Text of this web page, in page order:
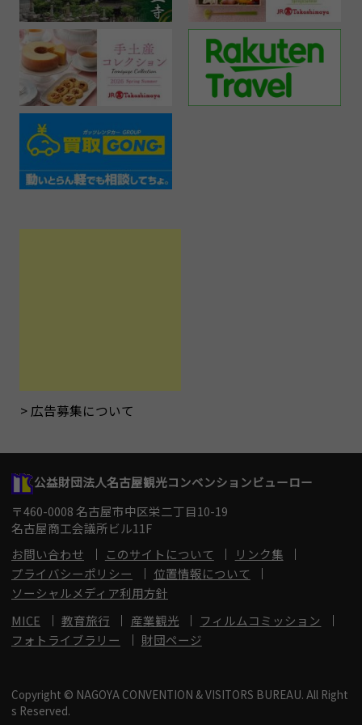
広告募集について
公益財団法人名古屋観光コンベンションビューロー
〒460-0008 名古屋市中区栄二丁目10-19
名古屋商工会議所ビル11F
お問い合わせ
このサイトについて
リンク集
プライバシーポリシー
位置情報について
ソーシャルメディア利用方針
MICE
教育旅行 産業観光
フィルムコミッション
フォトライブラリー
財団ページ
Copyright © NAGOYA CONVENTION & VISITORS BUREAU. All Right
s Reserved.